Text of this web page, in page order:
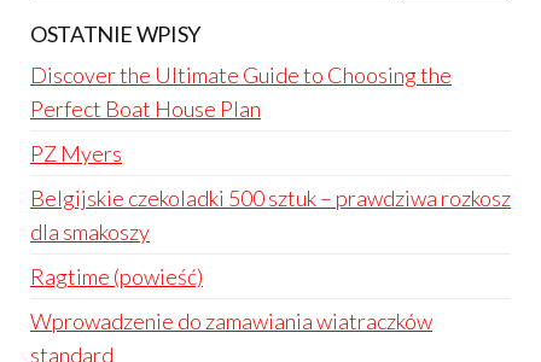
OSTATNIE WPISY
Discover the Ultimate Guide to Choosing the
Perfect Boat House Plan
PZ Myers
Belgijskie czekoladki 500 sztuk – prawdziwa rozkosz
dla smakoszy
Ragtime (powieść)
Wprowadzenie do zamawiania wiatraczków
standard